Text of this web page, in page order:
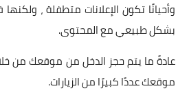
وأحيانًا تكون الإعلانات متطفلة ،
بشكل طبيعي مع المحتوى.
عادةً ما يتم حجز الدخل من موقعك من
موقعك عددًا كبيرًا من الزيارات.